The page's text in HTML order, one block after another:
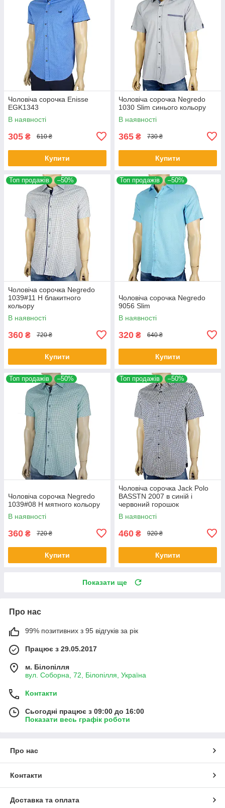
Чоловіча сорочка Еnisse
EGK1343
В наявності
305 ₴ 610 ₴
Купити
Чоловіча сорочка Negredo
1030 Slim синього кольору
В наявності
365 ₴ 730 ₴
Купити
Топ продажів –50%
Чоловіча сорочка Negredo
1039#11 Н блакитного
кольору
В наявності
360 ₴ 720 ₴
Купити
Топ продажів –50%
Чоловіча сорочка Negredo
9056 Slim
В наявності
320 ₴ 640 ₴
Купити
Топ продажів –50%
Чоловіча сорочка Negredo
1039#08 Н мятного кольору
В наявності
360 ₴ 720 ₴
Купити
Топ продажів –50%
Чоловіча сорочка Jack Polo
BASSTN 2007 в синій і
червоний горошок
В наявності
460 ₴ 920 ₴
Купити
Показати ще
Про нас
99% позитивних з 95 відгуків за рік
Працює з 29.05.2017
м. Білопілля
вул. Соборна, 72, Білопілля, Україна
Контакти
Сьогодні працює з 09:00 до 16:00
Показати весь графік роботи
Про нас
Контакти
Доставка та оплата